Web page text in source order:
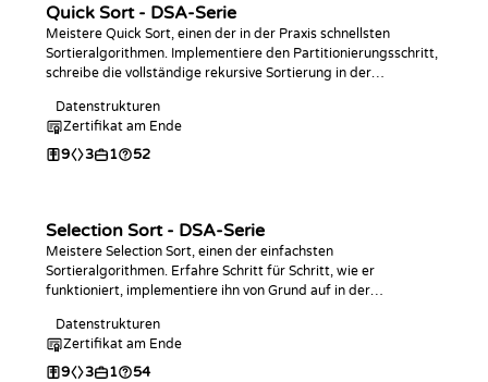
Quick Sort - DSA-Serie
Meistere Quick Sort, einen der in der Praxis schnellsten
Sortieralgorithmen. Implementiere den Partitionierungsschritt,
schreibe die vollständige rekursive Sortierung in der
und übe mit Coding-Challenges.
Datenstrukturen
Zertifikat am Ende
9 3 1 52
Selection Sort - DSA-Serie
Meistere Selection Sort, einen der einfachsten
Sortieralgorithmen. Erfahre Schritt für Schritt, wie er
funktioniert, implementiere ihn von Grund auf in der
Komplexität und übe mit Coding-Challenges.
Datenstrukturen
Zertifikat am Ende
9 3 1 54